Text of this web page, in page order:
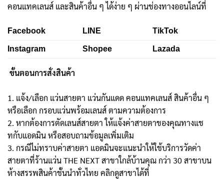
คอนแทคเลนส์ และสินค้าอื่น ๆ ได้ง่าย ๆ ผ่านช่องทางออนไลน์ที่
Facebook LINE
TikTok
Instagram
Shopee Lazada
ขั้นตอนการสั่งสินค้า
1. แจ้ง/เลือก แว่นสายตา แว่นกันแดด คอนแทคเลนส์ สินค้าอื่น ๆ
หรือเลือก กรอบแว่นพร้อมเลนส์ ตามความต้องการ
2. หากต้องการตัดเลนส์สายตา ให้แจ้งค่าสายตาของคุณทางแช
ทกับแอดมิน หรือสอบถามข้อมูลเพิ่มเติม
3. กรณีไม่ทราบค่าสายตา แอดมินจะแนะนำให้ใช้บริการวัดค่า
สายตาที่ร้านแว่น THE NEXT สาขาใกล้บ้านคุณ กว่า 30 สาขาบน
ห้างสรรพสินค้าชั้นนำทั่วไทย คลิกดูสาขาได้ที่